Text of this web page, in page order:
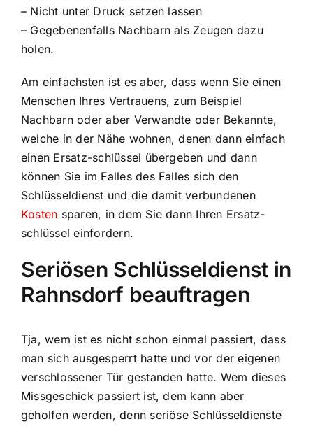
– Nicht unter Druck setzen lassen
– Gegebenenfalls Nachbarn als Zeugen dazu
holen.
Am einfachsten ist es aber, dass wenn Sie einen
Menschen Ihres Vertrauens, zum Beispiel
Nachbarn oder aber Verwandte oder Bekannte,
welche in der Nähe wohnen, denen dann einfach
einen Ersatz-schlüssel übergeben und dann
können Sie im Falles des Falles sich den
Schlüsseldienst und die damit verbundenen
Kosten sparen, in dem Sie dann Ihren Ersatz-
schlüssel einfordern.
Seriösen Schlüsseldienst in
Rahnsdorf beauftragen
Tja, wem ist es nicht schon einmal passiert, dass
man sich ausgesperrt hatte und vor der eigenen
verschlossener Tür gestanden hatte. Wem dieses
Missgeschick passiert ist, dem kann aber
geholfen werden, denn seriöse Schlüsseldienste